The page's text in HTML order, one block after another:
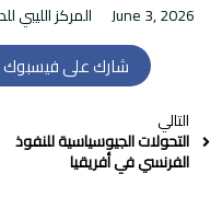
المركز الليبي June 3, 2026
شارك على فيسبوك
التالي
التحولات الجيوسياسية للنفوذ
الفرنسي في أفريقيا